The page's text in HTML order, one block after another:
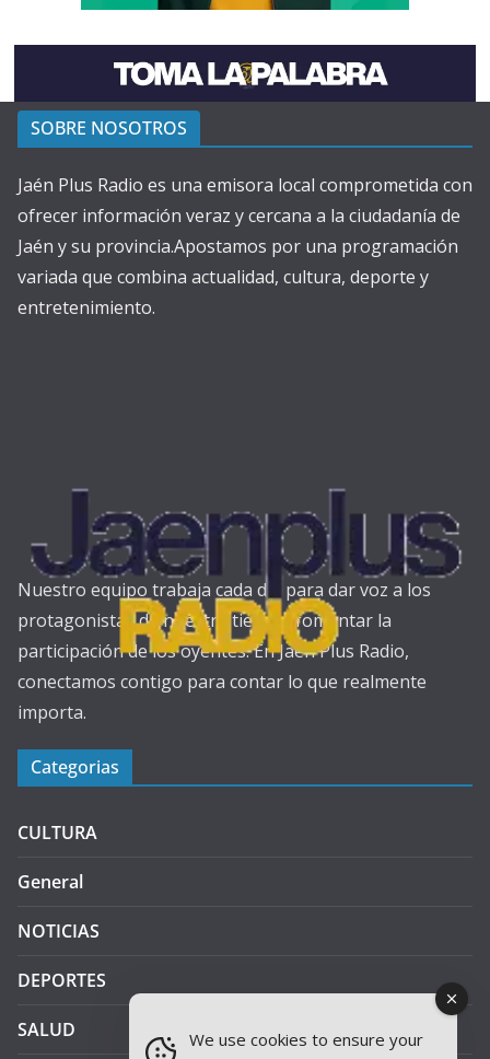
SOBRE NOSOTROS
Jaén Plus Radio es una emisora local comprometida con
ofrecer información veraz y cercana a la ciudadanía de
Jaén y su provincia.Apostamos por una programación
variada que combina actualidad, cultura, deporte y
entretenimiento.
Nuestro equipo trabaja cada día para dar voz a los
protagonistas de nuestra tierra y fomentar la
participación de los oyentes. En Jaén Plus Radio,
conectamos contigo para contar lo que realmente
importa.
Categorias
CULTURA
General
NOTICIAS
DEPORTES
SALUD
We use cookies to ensure your